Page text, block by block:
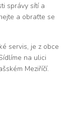
správy sítí a
a obraťte se
servis, je z obce
na ulici
Meziříčí.